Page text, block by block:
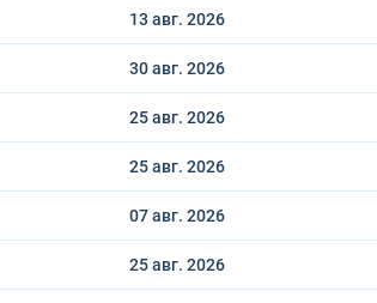
13 авг. 2026
30 авг. 2026
25 авг. 2026
25 авг. 2026
07 авг. 2026
25 авг. 2026